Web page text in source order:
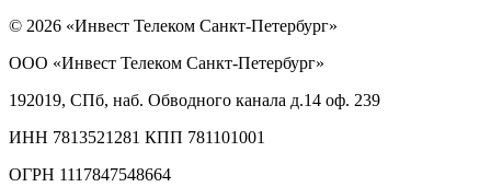
© 2026 «Инвест Телеком Санкт-Петербург»
ООО «Инвест Телеком Санкт-Петербург»
192019, СПб, наб. Обводного канала д.14 оф. 239
ИНН 7813521281 КПП 781101001
ОГРН 1117847548664